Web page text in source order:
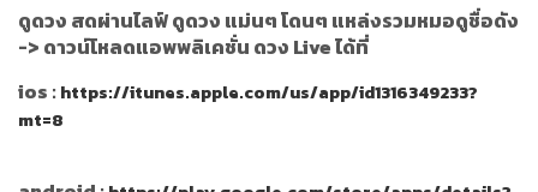
ดูดวง สดผ่านไลฟ์ ดูดวง แม่นๆ โดนๆ แหล่งรวมหมอดูชื่อดัง
-> ดาวน์โหลดแอพพลิเคชั่น ดวง Live ได้ที่
ios :https://itunes.apple.com/us/app/id1316349233?
mt=8